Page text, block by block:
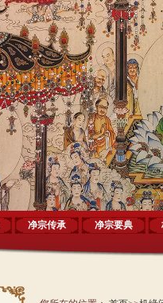
净宗传承 净宗要典